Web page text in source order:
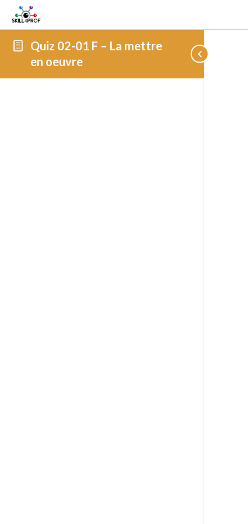
Quiz 02-01 F – La mettre
en oeuvre